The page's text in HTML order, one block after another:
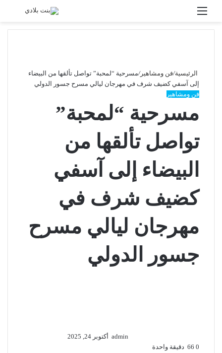
القائمة
الرئيسية/فن ومشاهير/مسرحية “لمحبة” تواصل تألقها من البيضاء
إلى آسفي كضيف شرف في مهرجان ليالي مسرح جسور الدولي
فن ومشاهير
مسرحية “لمحبة”
تواصل تألقها من
البيضاء إلى آسفي
كضيف شرف في
مهرجان ليالي مسرح
جسور الدولي
admin أكتوبر 24, 2025
0
دقيقة واحدة